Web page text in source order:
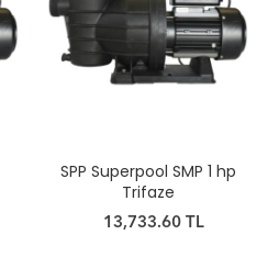
SPP Superpool SMP 0,75
hp Monofaze
13,184.26 TL